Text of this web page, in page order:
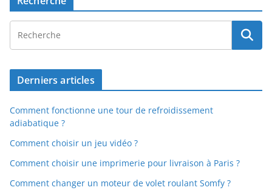
Derniers articles
Comment fonctionne une tour de refroidissement
adiabatique ?
Comment choisir un jeu vidéo ?
Comment choisir une imprimerie pour livraison à Paris ?
Comment changer un moteur de volet roulant Somfy ?